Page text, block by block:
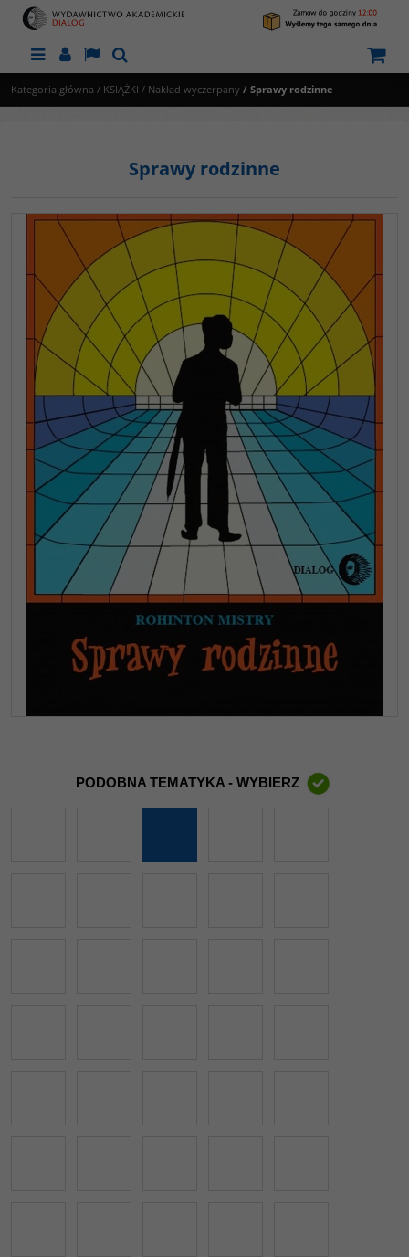
MenuPanelLangSzukaj
Kategoria główna / KSIĄŻKI / Nakład wyczerpany / Sprawy rodzinne
Sprawy rodzinne
PODOBNA TEMATYKA - WYBIERZ